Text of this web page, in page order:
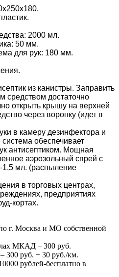
2000 мл.
50 мм.
для рук: 180 мм.
из канистры. Заправить
средством достаточно
открыть крышу на верхней
через воронку (идет в
в камеру дезинфектора и
обеспечивает
антисептиком. Мощная
аэрозольный спрей с
мл. (распыление
в торговых центрах,
предприятиях
кортах.
г. Москва и МО собственной
МКАД – 300 руб.
300 руб. + 30 руб./км.
рублей-бесплатно в